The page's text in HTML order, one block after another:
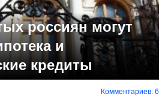
россиян могут
и
кредиты
Комментариев: 6